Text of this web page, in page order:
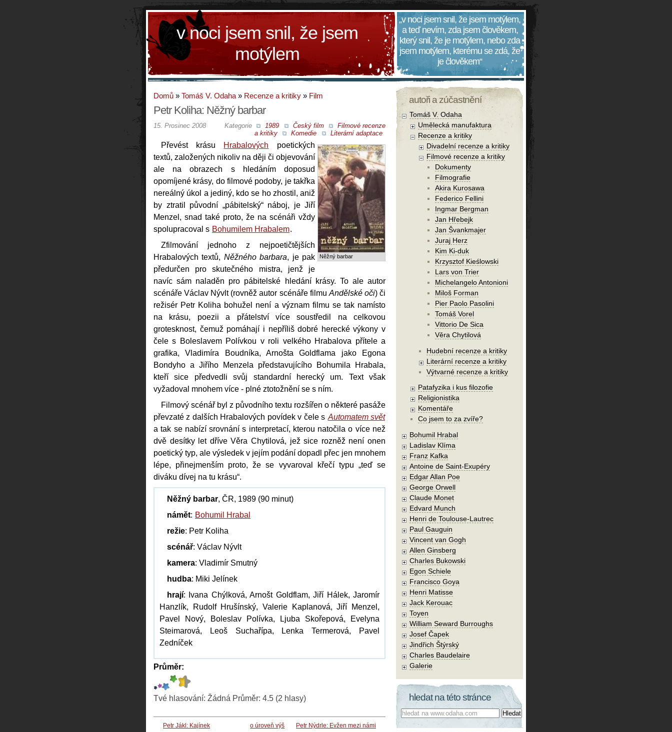
v noci jsem snil, že jsem
motýlem
„v noci jsem snil, že jsem motýlem,
a teď nevím, zda jsem člověkem,
který snil, že je motýlem, nebo zda
jsem motýlem, kterému se zdá, že
je člověkem“
Domů » Tomáš V. Odaha » Recenze a kritiky » Film
Petr Koliha: Něžný barbar
Kategorie 1989 Český film
Filmové recenze
a kritiky
Komedie Literární adaptace
15. Prosinec 2008
Něžný barbar
Převést krásu Hrabalových
poetických
textů, založených nikoliv na ději či objevování
ale na obrazech s hledáním doposud
opomíjené krásy, do filmové podoby, je takřka
nereálný úkol a jediný, kdo se ho zhostil, aniž
by ztratil původní „pábitelský“ náboj, je Jiří
Menzel, snad také proto, že na scénáři vždy
spolupracoval s Bohumilem Hrabalem.
Zfilmování jednoho z nejpoetičtějších
Hrabalových textů, Něžného barbara, je pak
předurčen pro skutečného mistra, jenž je
navíc sám naladěn pro pábitelské hledání krásy. To ale autor
scénáře Václav Nývlt (rovněž autor scénáře filmu Andělské oči) či
režisér Petr Koliha bohužel není a význam filmu se tak namísto
na krásu, poezii a přátelství více soustředil na celkovou
grotesknost, čemuž pomáhají i nepříliš dobré herecké výkony v
čele s Boleslavem Polívkou v roli velkého Hrabalova přítele a
grafika, Vladimíra Boudníka, Arnošta Goldflama jako Egona
Bondyho a Jiřího Menzela představujícího Bohumila Hrabala,
kteří sice předvedli svůj standardní herecký um. Text však
vyžadoval mnohem více - plné ztotožnění se s ním.
Filmový scénář byl z původního textu rozšířen o některé pasáže
převzaté z dalších Hrabalových povídek v čele s Automatem svět
a tak se nabízí srovnání s interpretací, kterou natočila o více než
dvě desítky let dříve Věra Chytilová, jež sice rozněž není onen
poetický typ, ale výsledek v jejím podání dopadl přec jen mnohem
lépe, přinejmenším proto, že se vyvaroval křečí typu „teď se
diváku dívej na tu krásu“.
Něžný barbar, ČR, 1989 (90 minut)
námět: Bohumil Hrabal
režie: Petr Koliha
scénář: Václav Nývlt
kamera: Vladimír Smutný
hudba: Miki Jelínek
hrají: Ivana Chýlková, Arnošt Goldflam, Jiří Hálek, Jaromír
Hanzlík, Rudolf Hrušínský, Valerie Kaplanová, Jiří Menzel,
Pavel Nový, Boleslav Polívka, Ljuba Skořepová, Evelyna
Steimarová, Leoš Suchařípa, Lenka Termerová, Pavel
Zedníček
Průměr:
Tvé hlasování: Žádná Průměr: 4.5 (2 hlasy)
Petr Jákl: Kajínek o úroveň výš Petr Nýdrle: Evžen mezi námi
autoři a zúčastnění
Tomáš V. Odaha
Umělecká manufaktura
Recenze a kritiky
Divadelní recenze a kritiky
Filmové recenze a kritiky
Dokumenty
Filmografie
Akira Kurosawa
Federico Fellini
Ingmar Bergman
Jan Hřebejk
Jan Švankmajer
Juraj Herz
Kim Ki-duk
Krzysztof Kieślowski
Lars von Trier
Michelangelo Antonioni
Miloš Forman
Pier Paolo Pasolini
Tomáš Vorel
Vittorio De Sica
Věra Chytilová
Hudební recenze a kritiky
Literární recenze a kritiky
Výtvarné recenze a kritiky
Patafyzika i kus filozofie
Religionistika
Komentáře
Co jsem to za zvíře?
Bohumil Hrabal
Ladislav Klíma
Franz Kafka
Antoine de Saint-Exupéry
Edgar Allan Poe
George Orwell
Claude Monet
Edvard Munch
Henri de Toulouse-Lautrec
Paul Gauguin
Vincent van Gogh
Allen Ginsberg
Charles Bukowski
Egon Schiele
Francisco Goya
Henri Matisse
Jack Kerouac
Toyen
William Seward Burroughs
Josef Čapek
Jindřich Štýrský
Charles Baudelaire
Galerie
hledat na této stránce
Co hledat: